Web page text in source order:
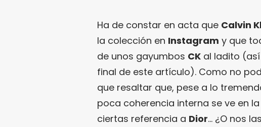
Ha de constar en acta que Calvin
la colección en Instagram y que
de unos gayumbos CK al ladito
final de este artículo). Como no
que resaltar que, pese a lo
poca coherencia interna se ve en
ciertas referencia a Dior… ¿O nos